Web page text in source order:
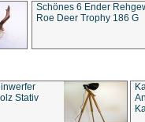
Schönes 6 Ender
Roe Deer Trophy 186 G
Stativ